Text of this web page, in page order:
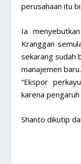
perusahaan itu
Ia
Kranggan
sekarang sudah
manajemen baru.
“Ekspor
karena
Shanto dikutip